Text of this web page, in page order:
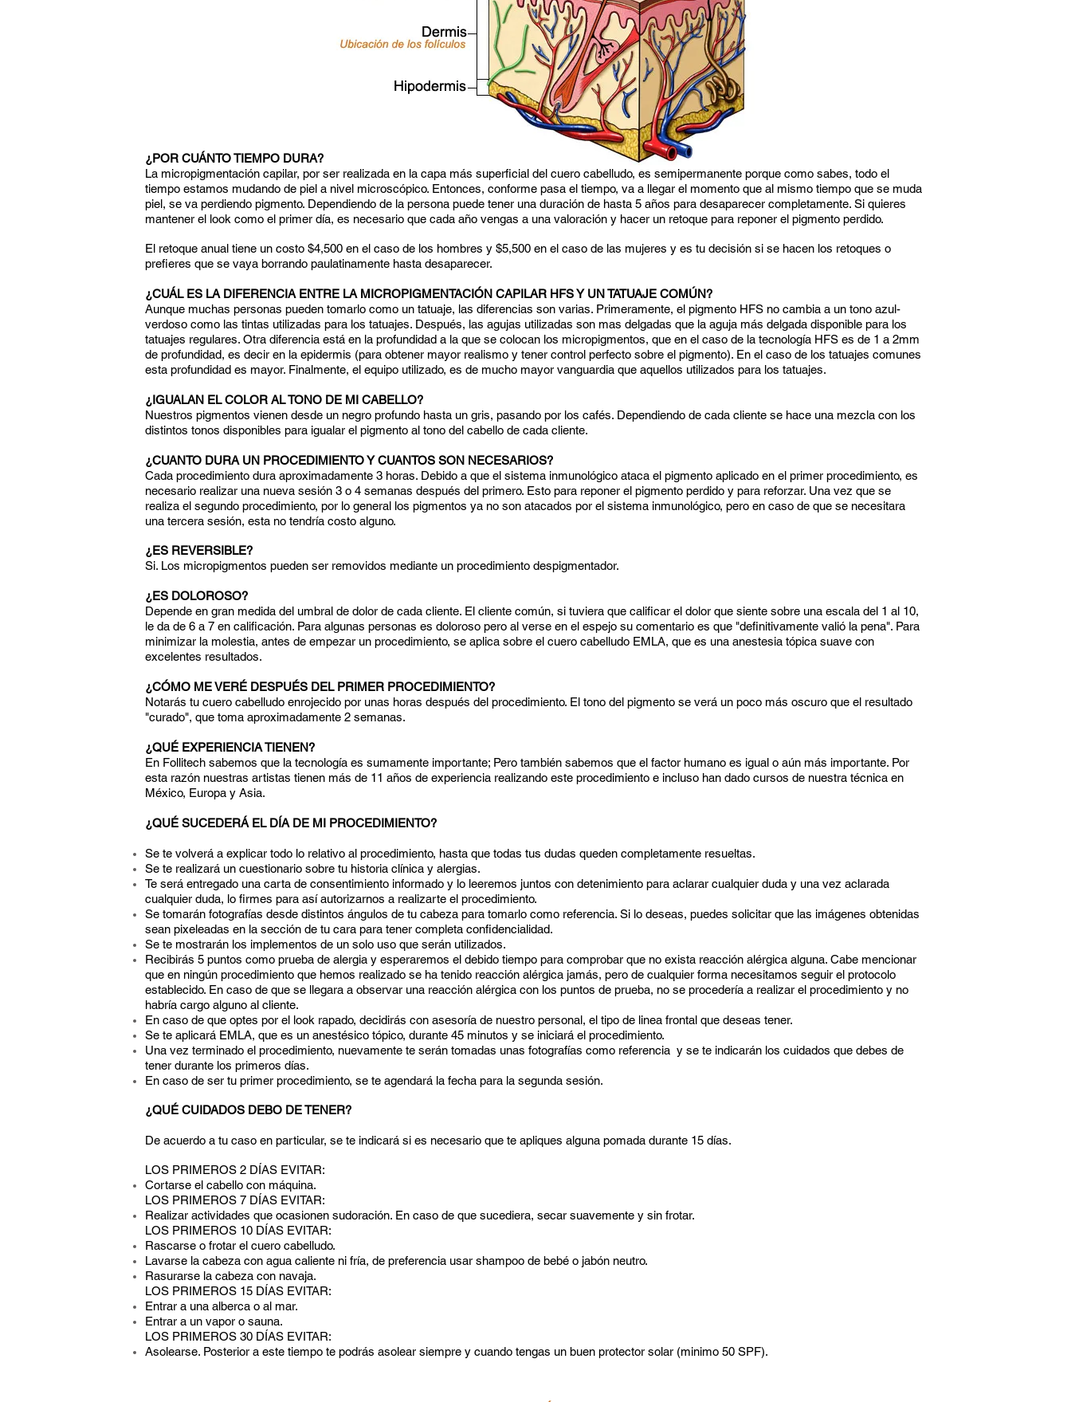
¿POR CUÁNTO TIEMPO DURA?
La micropigmentación capilar, por ser realizada en la capa más superficial del cuero cabelludo, es semipermanente porque como sabes, todo el
tiempo estamos mudando de piel a nivel microscópico. Entonces, conforme pasa el tiempo, va a llegar el momento que al mismo tiempo que se muda
piel, se va perdiendo pigmento. Dependiendo de la persona puede tener una duración de hasta 5 años para desaparecer completamente. Si quieres
mantener el look como el primer día, es necesario que cada año vengas a una valoración y hacer un retoque para reponer el pigmento perdido.
El retoque anual tiene un costo $4,500 en el caso de los hombres y $5,500 en el caso de las mujeres y es tu decisión si se hacen los retoques o
prefieres que se vaya borrando paulatinamente hasta desaparecer.
¿CUÁL ES LA DIFERENCIA ENTRE LA MICROPIGMENTACIÓN CAPILAR HFS Y UN TATUAJE COMÚN?
Aunque muchas personas pueden tomarlo como un tatuaje, las diferencias son varias. Primeramente, el pigmento HFS no cambia a un tono azul-
verdoso como las tintas utilizadas para los tatuajes. Después, las agujas utilizadas son mas delgadas que la aguja más delgada disponible para los
tatuajes regulares. Otra diferencia está en la profundidad a la que se colocan los micropigmentos, que en el caso de la tecnología HFS es de 1 a 2mm
de profundidad, es decir en la epidermis (para obtener mayor realismo y tener control perfecto sobre el pigmento). En el caso de los tatuajes comunes
esta profundidad es mayor. Finalmente, el equipo utilizado, es de mucho mayor vanguardia que aquellos utilizados para los tatuajes.
¿IGUALAN EL COLOR AL TONO DE MI CABELLO?
Nuestros pigmentos vienen desde un negro profundo hasta un gris, pasando por los cafés. Dependiendo de cada cliente se hace una mezcla con los
distintos tonos disponibles para igualar el pigmento al tono del cabello de cada cliente.
¿CUANTO DURA UN PROCEDIMIENTO Y CUANTOS SON NECESARIOS?
Cada procedimiento dura aproximadamente 3 horas. Debido a que el sistema inmunológico ataca el pigmento aplicado en el primer procedimiento, es
necesario realizar una nueva sesión 3 o 4 semanas después del primero. Esto para reponer el pigmento perdido y para reforzar. Una vez que se
realiza el segundo procedimiento, por lo general los pigmentos ya no son atacados por el sistema inmunológico, pero en caso de que se necesitara
una tercera sesión, esta no tendría costo alguno.
¿ES REVERSIBLE?
Si. Los micropigmentos pueden ser removidos mediante un procedimiento despigmentador.
¿ES DOLOROSO?
Depende en gran medida del umbral de dolor de cada cliente. El cliente común, si tuviera que calificar el dolor que siente sobre una escala del 1 al 10,
le da de 6 a 7 en calificación. Para algunas personas es doloroso pero al verse en el espejo su comentario es que "definitivamente valió la pena". Para
minimizar la molestia, antes de empezar un procedimiento, se aplica sobre el cuero cabelludo EMLA, que es una anestesia tópica suave con
excelentes resultados.
¿CÓMO ME VERÉ DESPUÉS DEL PRIMER PROCEDIMIENTO?
Notarás tu cuero cabelludo enrojecido por unas horas después del procedimiento. El tono del pigmento se verá un poco más oscuro que el resultado
"curado", que toma aproximadamente 2 semanas.
¿QUÉ EXPERIENCIA TIENEN?
En Follitech sabemos que la tecnología es sumamente importante; Pero también sabemos que el factor humano es igual o aún más importante. Por
esta razón nuestras artistas tienen más de 11 años de experiencia realizando este procedimiento e incluso han dado cursos de nuestra técnica en
México, Europa y Asia.
¿QUÉ SUCEDERÁ EL DÍA DE MI PROCEDIMIENTO?
Se te volverá a explicar todo lo relativo al procedimiento, hasta que todas tus dudas queden completamente resueltas.
Se te realizará un cuestionario sobre tu historia clínica y alergias.
Te será entregado una carta de consentimiento informado y lo leeremos juntos con detenimiento para aclarar cualquier duda y una vez aclarada
cualquier duda, lo firmes para así autorizarnos a realizarte el procedimiento.
Se tomarán fotografías desde distintos ángulos de tu cabeza para tomarlo como referencia. Si lo deseas, puedes solicitar que las imágenes obtenidas
sean pixeleadas en la sección de tu cara para tener completa confidencialidad.
Se te mostrarán los implementos de un solo uso que serán utilizados.
Recibirás 5 puntos como prueba de alergia y esperaremos el debido tiempo para comprobar que no exista reacción alérgica alguna. Cabe mencionar
que en ningún procedimiento que hemos realizado se ha tenido reacción alérgica jamás, pero de cualquier forma necesitamos seguir el protocolo
establecido. En caso de que se llegara a observar una reacción alérgica con los puntos de prueba, no se procedería a realizar el procedimiento y no
habría cargo alguno al cliente.
En caso de que optes por el look rapado, decidirás con asesoría de nuestro personal, el tipo de linea frontal que deseas tener.
Se te aplicará EMLA, que es un anestésico tópico, durante 45 minutos y se iniciará el procedimiento.
Una vez terminado el procedimiento, nuevamente te serán tomadas unas fotografías como referencia y se te indicarán los cuidados que debes de
tener durante los primeros días.
En caso de ser tu primer procedimiento, se te agendará la fecha para la segunda sesión.
¿QUÉ CUIDADOS DEBO DE TENER?
De acuerdo a tu caso en particular, se te indicará si es necesario que te apliques alguna pomada durante 15 días.
LOS PRIMEROS 2 DÍAS EVITAR:
Cortarse el cabello con máquina.
LOS PRIMEROS 7 DÍAS EVITAR:
Realizar actividades que ocasionen sudoración. En caso de que sucediera, secar suavemente y sin frotar.
LOS PRIMEROS 10 DÍAS EVITAR:
Rascarse o frotar el cuero cabelludo.
Lavarse la cabeza con agua caliente ni fría, de preferencia usar shampoo de bebé o jabón neutro.
Rasurarse la cabeza con navaja.
LOS PRIMEROS 15 DÍAS EVITAR:
Entrar a una alberca o al mar.
Entrar a un vapor o sauna.
LOS PRIMEROS 30 DÍAS EVITAR:
Asolearse. Posterior a este tiempo te podrás asolear siempre y cuando tengas un buen protector solar (minimo 50 SPF).